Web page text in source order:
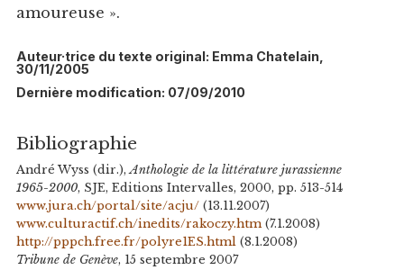
amoureuse ».
Auteur·trice du texte original: Emma Chatelain,
30/11/2005
Dernière modification: 07/09/2010
Bibliographie
André Wyss (dir.),Anthologie de la littérature jurassienne
1965-2000, SJE, Editions Intervalles, 2000, pp. 513-514
www.jura.ch/portal/site/acju/(13.11.2007)
www.culturactif.ch/inedits/rakoczy.htm(7.1.2008)
http://pppch.free.fr/polyre1ES.html(8.1.2008)
Tribune de Genève, 15 septembre 2007